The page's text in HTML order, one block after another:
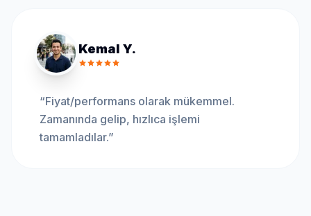
Kemal Y.
“Fiyat/performans olarak mükemmel.
Zamanında gelip, hızlıca işlemi
tamamladılar.”